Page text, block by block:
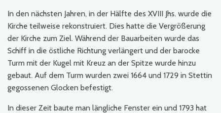
In den nächsten Jahren, in der Hälfte des XVIII Jhs. wurde die
Kirche teilweise rekonstruiert. Dies hatte die Vergrößerung
der Kirche zum Ziel. Während der Bauarbeiten wurde das
Schiff in die östliche Richtung verlängert und der barocke
Turm mit der Kugel mit Kreuz an der Spitze wurde hinzu
gebaut. Auf dem Turm wurden zwei 1664 und 1729 in Stettin
gegossenen Glocken befestigt.
In dieser Zeit baute man längliche Fenster ein und 1793 hat